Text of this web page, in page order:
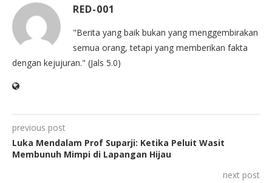
RED-001
"Berita yang baik bukan yang menggembirakan
semua orang, tetapi yang memberikan fakta
dengan kejujuran." (Jals 5.0)
previous post
Luka Mendalam Prof Suparji: Ketika Peluit Wasit
Membunuh Mimpi di Lapangan Hijau
next post